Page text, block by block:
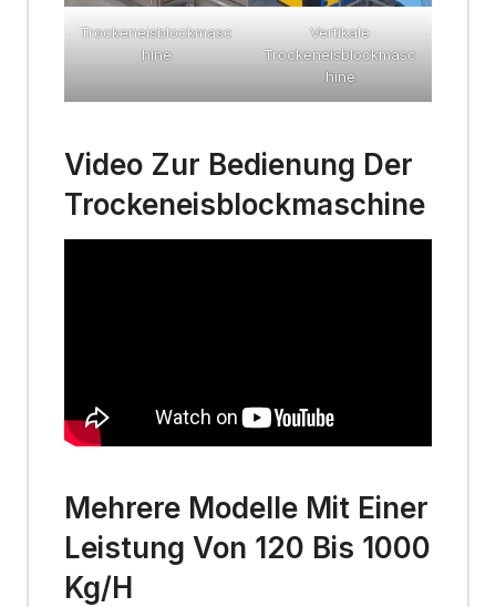
Trockeneisblockmasc
hine
Vertikale
Trockeneisblockmasc
hine
Video Zur Bedienung Der
Trockeneisblockmaschine
Mehrere Modelle Mit Einer
Leistung Von 120 Bis 1000
Kg/h